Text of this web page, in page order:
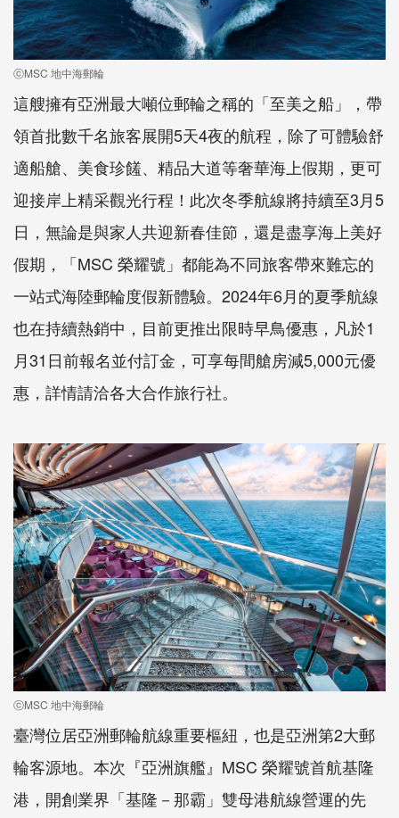
ⓒMSC 地中海郵輪
這艘擁有亞洲最大噸位郵輪之稱的「至美之船」，帶
領首批數千名旅客展開5天4夜的航程，除了可體驗舒
適船艙、美食珍饈、精品大道等奢華海上假期，更可
迎接岸上精采觀光行程！此次冬季航線將持續至3月5
日，無論是與家人共迎新春佳節，還是盡享海上美好
假期，「MSC 榮耀號」都能為不同旅客帶來難忘的
一站式海陸郵輪度假新體驗。2024年6月的夏季航線
也在持續熱銷中，目前更推出限時早鳥優惠，凡於1
月31日前報名並付訂金，可享每間艙房減5,000元優
惠，詳情請洽各大合作旅行社。
ⓒMSC 地中海郵輪
臺灣位居亞洲郵輪航線重要樞紐，也是亞洲第2大郵
輪客源地。本次『亞洲旗艦』MSC 榮耀號首航基隆
港，開創業界「基隆－那霸」雙母港航線營運的先